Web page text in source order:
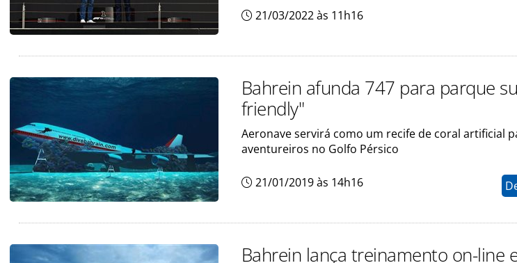
21/03/2022 às 11h16
Bahrein afunda 747 para parque
friendly"
Aeronave servirá como um recife de coral artificial
aventureiros no Golfo Pérsico
21/01/2019 às 14h16
Bahrein lança treinamento on-line